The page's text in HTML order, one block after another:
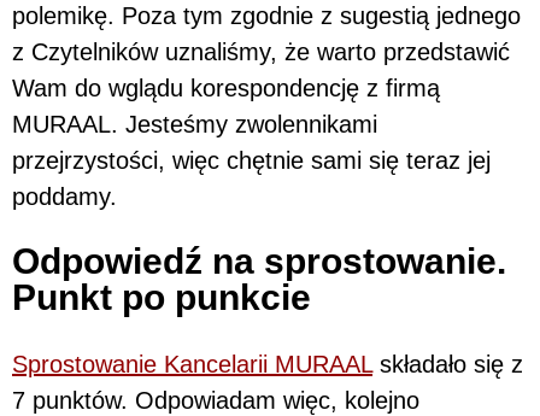
polemikę. Poza tym zgodnie z sugestią jednego
z Czytelników uznaliśmy, że warto przedstawić
Wam do wglądu korespondencję z firmą
MURAAL. Jesteśmy zwolennikami
przejrzystości, więc chętnie sami się teraz jej
poddamy.
Odpowiedź na sprostowanie.
Punkt po punkcie
Sprostowanie Kancelarii MURAALskładało się z
7 punktów. Odpowiadam więc, kolejno